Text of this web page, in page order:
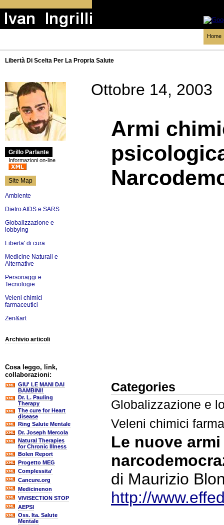
Home
Libertà Di Scelta Per La Propria Salute
Grillo Parlante
Informazioni on-line
Site Map
Ambiente
Dietro AIDS e SARS
Globalizzazione e
lobbying
Liberta' di cura
Medicine Naturali e
Alternative
Personaggi e
Tecnologie
Veleni chimici
farmaceutici
Zen&art
Archivio articoli
Cosa leggo, link,
collaborazioni:
GIU' LE MANI DAI
BAMBINI!
Dr. L. Pauling
Therapy
The cure for Heart
disease
Ring Salute Mentale
Dr. Joseph Mercola
Natural Therapies
for Chronic Illness
Bolen Report
Progetto MEG
Complessita'
Cancure.org
Medicinenon
VIVISECTION STOP
AEPSI
Oss. Ita. Salute
Mentale
Ottobre 14, 2003
Armi
Categories
Globalizzazione e
Veleni chimici
Le nuove armi
di Maurizio
http://